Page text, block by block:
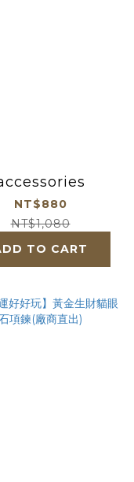
NT$880
NT$1,080
TO CART